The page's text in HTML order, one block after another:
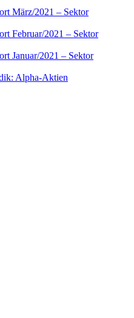
März/2021 – Sektor
Februar/2021 – Sektor
Januar/2021 – Sektor
Alpha-Aktien